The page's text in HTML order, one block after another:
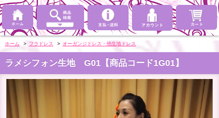
ホーム > フラドレス > オーガンジドレス・他生地ドレス
ラメシフォン生地 G01【商品コード1G01】